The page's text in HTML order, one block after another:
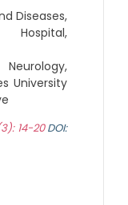
Diseases,
University
14-20DOI: